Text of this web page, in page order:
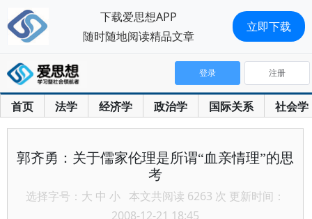
首页 法学 经济学 政治学 国际关系 社会学
登录 注册
郭齐勇：关于儒家伦理是所谓“血亲情理”的思
考
选择字号： 大 中 小 本文共阅读 6263 次 更新时间：
2008-12-21 18:45
下载爱思想APP
随时随地阅读精品文章
立即下载